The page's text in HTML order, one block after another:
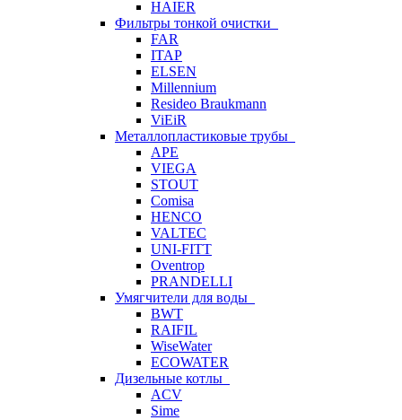
HAIER
Фильтры тонкой очистки
FAR
ITAP
ELSEN
Millennium
Resideo Braukmann
ViEiR
Металлопластиковые трубы
APE
VIEGA
STOUT
Comisa
HENCO
VALTEC
UNI-FITT
Oventrop
PRANDELLI
Умягчители для воды
BWT
RAIFIL
WiseWater
ECOWATER
Дизельные котлы
ACV
Sime